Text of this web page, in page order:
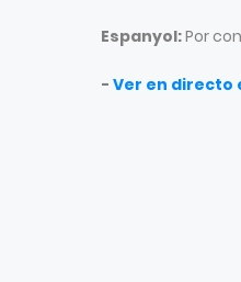
Espanyol:Por
- Ver en directo